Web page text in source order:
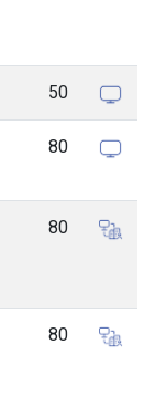
50
80
80
80